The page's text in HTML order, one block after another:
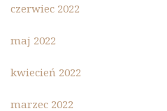
czerwiec 2022
maj 2022
kwiecień 2022
marzec 2022